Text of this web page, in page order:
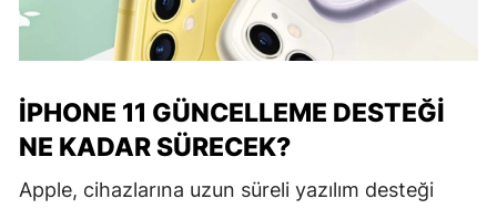
IPHONE 11 GÜNCELLEME DESTEĞI
NE KADAR SÜRECEK?
Apple, cihazlarına uzun süreli yazılım desteği